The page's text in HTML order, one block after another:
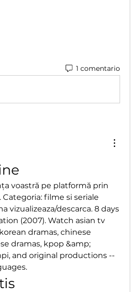
1 comentario
filme si seriale
vizualizeaza/descarca. 8 days
(2007). Watch asian tv
dramas, chinese
dramas, kpop &amp;
and original productions --